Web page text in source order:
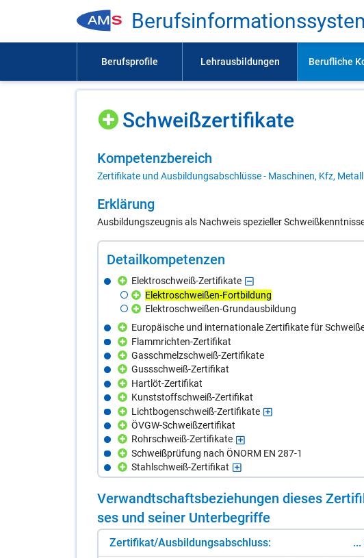
Schweiß­zer­ti­fi­ka­te
Kom­pe­tenz­be­reich
Zertifikate und Ausbildungsabschlüsse - Maschinen, Kfz, Metall
Er­klä­rung
Ausbildungszeugnis als Nachweis spezieller
De­tail­kom­pe­ten­zen
Elektroschweiß-Zertifikate
Elektroschweißen-Fortbildung
Elektroschweißen-Grundausbildung
Europäische und internationale Zertifikate für
Flammrichten-Zertifikat
Gasschmelzschweiß-Zertifikate
Gussschweiß-Zertifikat
Hartlöt-Zertifikat
Kunststoffschweiß-Zertifikat
Lichtbogenschweiß-Zertifikate
ÖVGW-Schweißzertifikat
Rohrschweiß-Zertifikate
Schweißprüfung nach ÖNORM EN 287-1
Stahlschweiß-Zertifikat
Ver­wandt­schafts­be­zie­hun­gen die­ses
ses und sei­ner Un­ter­be­grif­fe
Zertifikat/Ausbildungsabschluss: